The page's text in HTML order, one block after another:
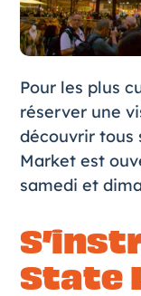
Pour les plus
réserver une
découvrir tous
Market est
samedi et
State